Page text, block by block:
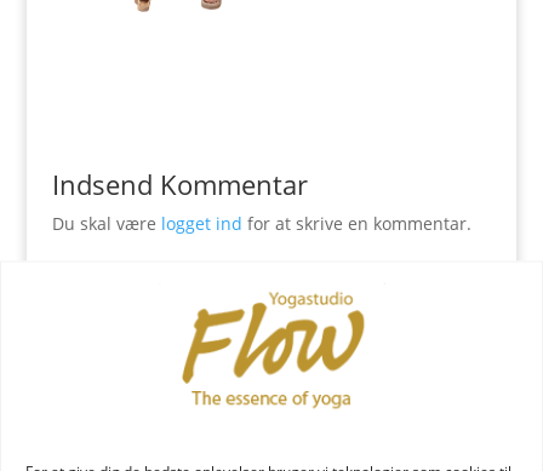
Indsend Kommentar
Du skal være logget ind for at skrive en kommentar.
YOGA læreruddannelse